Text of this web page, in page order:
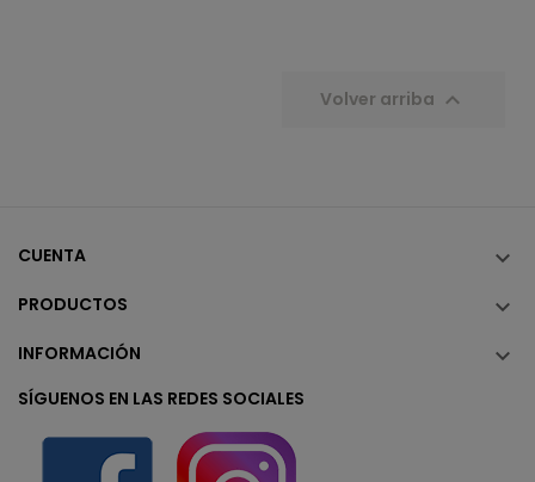
Volver arriba 
CUENTA 
PRODUCTOS 
INFORMACIÓN 
SÍGUENOS EN LAS REDES SOCIALES